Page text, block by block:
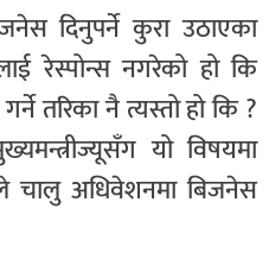
दिनुपर्ने कुरा उठाएका
रेस्पोन्स नगरेको हो कि
तरिका नै त्यस्तो हो कि ?
यो विषयमा
चालु अधिवेशनमा बिजनेस